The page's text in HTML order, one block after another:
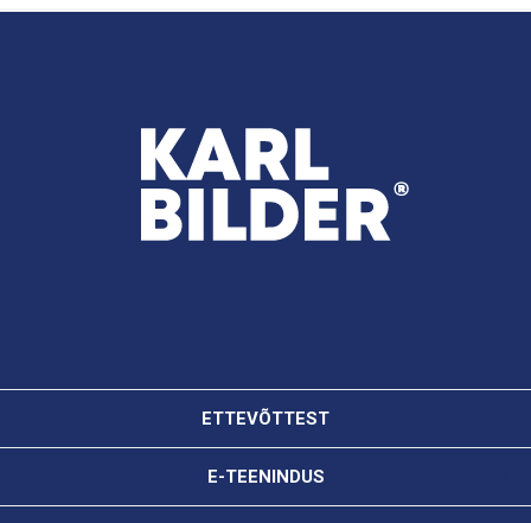
ETTEVÕTTEST
E-TEENINDUS